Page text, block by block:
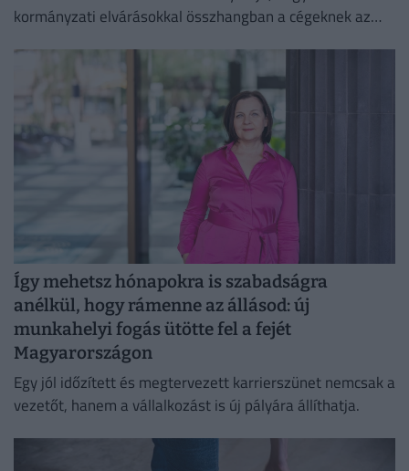
kormányzati elvárásokkal összhangban a cégeknek az
Így mehetsz hónapokra is szabadságra
anélkül, hogy rámenne az állásod: új
munkahelyi fogás ütötte fel a fejét
Magyarországon
Egy jól időzített és megtervezett karrierszünet nemcsak a
vezetőt, hanem a vállalkozást is új pályára állíthatja.